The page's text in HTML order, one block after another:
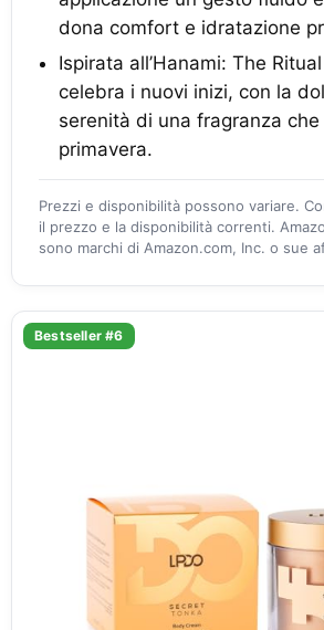
dona comfort e idratazione
Ispirata all’Hanami: The
celebra i nuovi inizi, con la
serenità di una fragranza
primavera.
Prezzi e disponibilità possono variare.
il prezzo e la disponibilità correnti.
sono marchi di Amazon.com, Inc. o sue
Bestseller #6